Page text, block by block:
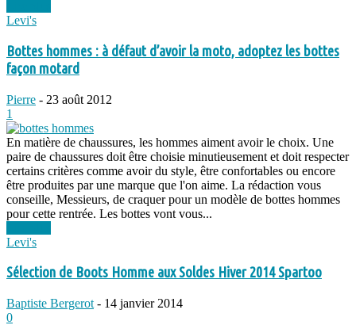
Levi's
Bottes hommes : à défaut d’avoir la moto, adoptez les bottes
façon motard
Pierre - 23 août 2012
1
En matière de chaussures, les hommes aiment avoir le choix. Une
paire de chaussures doit être choisie minutieusement et doit respecter
certains critères comme avoir du style, être confortables ou encore
être produites par une marque que l'on aime. La rédaction vous
conseille, Messieurs, de craquer pour un modèle de bottes hommes
pour cette rentrée. Les bottes vont vous...
Levi's
Sélection de Boots Homme aux Soldes Hiver 2014 Spartoo
Baptiste Bergerot - 14 janvier 2014
0